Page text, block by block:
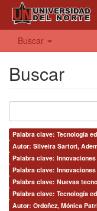
Buscar
Buscar
Palabra clave: Tecnología
Autor: Silveira Sartori,
Palabra clave:
Palabra clave:
Palabra clave: Nuevas
Palabra clave: Tecnología
Autor: Ordoñez, Mónica